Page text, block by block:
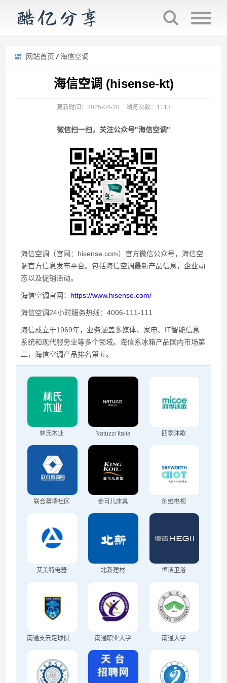
网站首页 / 海信空调
海信空调 (hisense-kt)
更新时间：2025-04-28 浏览次数：1113
微信扫一扫，关注公众号"海信空调"
海信空调（官网：hisense.com）官方微信公众号，海信空
调官方信息发布平台。包括海信空调最新产品信息，企业动
态以及促销活动。
海信空调官网： https://www.hisense.com/
海信空调24小时服务热线：4006-111-111
海信成立于1969年，业务涵盖多媒体、家电、IT智能信息
系统和现代服务业等多个领域。海信系冰箱产品国内市场第
二，海信空调产品排名第五。
林氏木业 Natuzzi Italia 四季沐歌
联合幕墙社区 金可儿床具 创维电视
艾美特电器 北新建材 恒洁卫浴
南通支云足球俱乐部 南通职业大学 南通大学